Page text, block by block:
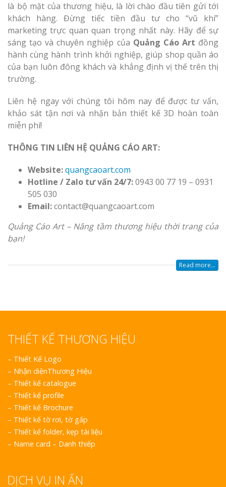
là bộ mặt của thương hiệu, là lời chào đầu tiên gửi tới
khách hàng. Đừng tiếc tiền đầu tư cho “vũ khí”
marketing trực quan quan trọng nhất này. Hãy để sự
sáng tạo và chuyên nghiệp của Quảng Cáo Art đồng
hành cùng hành trình khởi nghiệp, giúp shop quần áo
của bạn luôn đông khách và khẳng định vị thế trên thị
trường.
Liên hệ ngay với chúng tôi hôm nay để được tư vấn,
khảo sát tận nơi và nhận bản thiết kế 3D hoàn toàn
miễn phí!
THÔNG TIN LIÊN HỆ QUẢNG CÁO ART:
Website:quangcaoart.com
Hotline / Zalo tư vấn 24/7:0943 00 77 19 – 0931
505 030
Email:contact@quangcaoart.com
Quảng Cáo Art – Nâng tầm thương hiệu thời trang của
bạn!
Read more...
THIẾT KẾ THƯƠNG HIỆU
– Thiết Kế Logo
– Nhận diệnThương Hiệu
– Thiết kế catalogue
– Thiết kế profile
– Thiết kế Brochure
– Thiết kế tờ rơi, tờ gấp
– Thiết kế folder, kẹp tài liệu
– Name card – Danh thiếp
DỊCH VỤ IN ẤN